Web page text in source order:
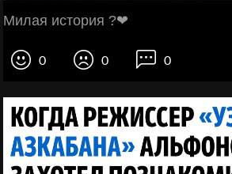
Милая история ?❤
0 0 0